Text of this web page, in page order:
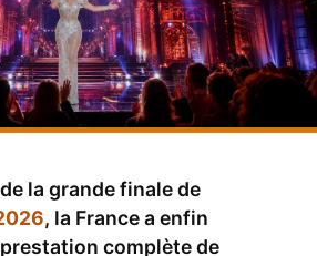
la grande finale de
, la France a enfin
complète de